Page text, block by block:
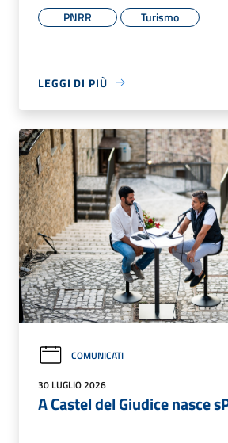
PNRR Turismo
LEGGI DI PIÙ
COMUNICATI
30 LUGLIO 2026
A Castel del Giudice nasce